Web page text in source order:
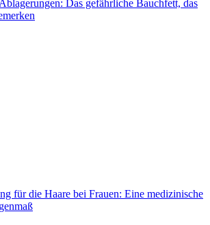
Das gefährliche Bauchfett, das
für die Haare bei Frauen: Eine medizinische